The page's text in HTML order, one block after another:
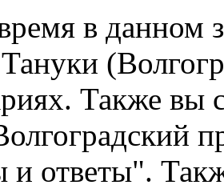
в данном
Также вы
и ответы".